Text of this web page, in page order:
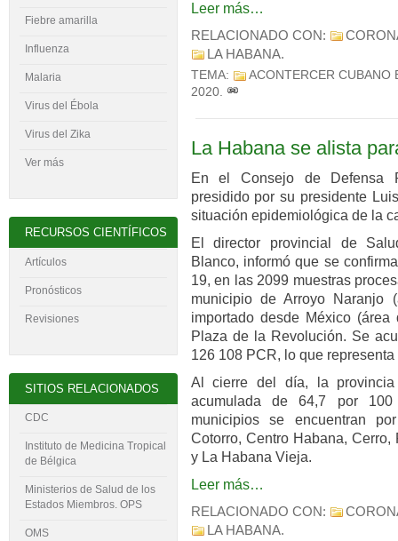
Leer más…
RELACIONADO CON:
LA HABANA.
TEMA:
ACONTERCER CUBANO
2020.
La Habana se alista
En el Consejo de Defensa
presidido por su presidente
situación epidemiológica de la
El director provincial de
Blanco, informó que se
19, en las 2099 muestras
municipio de Arroyo
importado desde México
Plaza de la Revolución. Se
126 108 PCR, lo que
Al cierre del día, la
acumulada de 64,7 por
municipios se encuentran
Cotorro, Centro Habana,
y La Habana Vieja.
Leer más…
RELACIONADO CON:
LA HABANA.
Fiebre amarilla
Influenza
Malaria
Virus del Ébola
Virus del Zika
Ver más
RECURSOS CIENTÍFICOS
Artículos
Pronósticos
Revisiones
SITIOS RELACIONADOS
CDC
Instituto de Medicina Tropical
de Bélgica
Ministerios de Salud de los
Estados Miembros. OPS
OMS